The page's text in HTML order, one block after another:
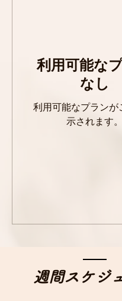
利用可能な
なし
利用可能なプランが
示されます。
週間スケジ